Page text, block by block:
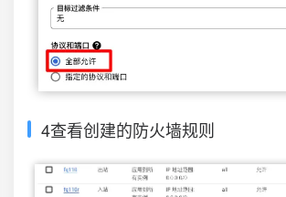
4查看创建的防火墙规则